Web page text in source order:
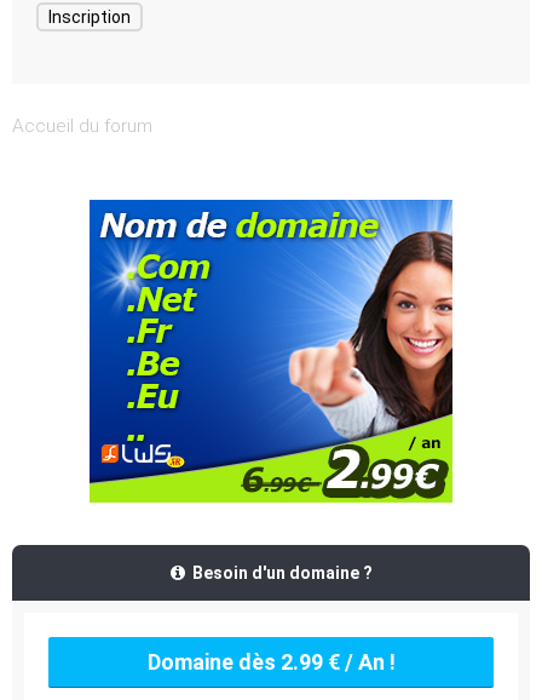
Inscription
Accueil du forum
Besoin d'un domaine ?
Domaine dès 2.99 € / An !